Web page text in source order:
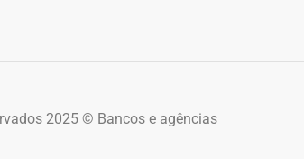
2025 © Bancos e agências